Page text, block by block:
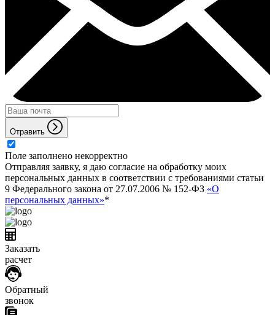
Отравить
Поле заполнено некорректно
Отправляя заявку, я даю согласие на обработку моих
персональных данных в соответствии с требованиями статьи
9 Федерального закона от 27.07.2006 № 152-ФЗ «О
персональных данных»*
Заказать
расчет
Обратный
звонок